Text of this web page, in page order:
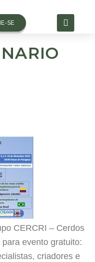
SE
– Cerdos
evento gratuito:
criadores e